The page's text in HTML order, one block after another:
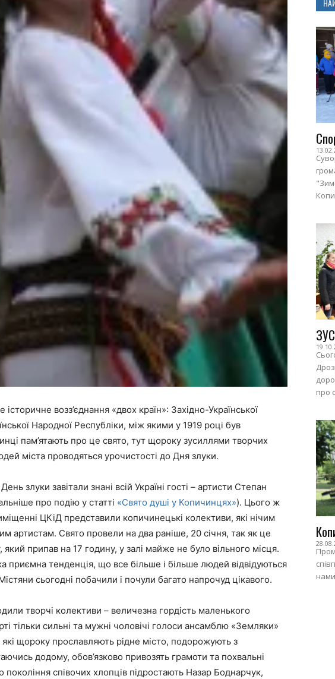
історичне возз’єднання «двох країн»: Західно-Української
Народної Республіки, між якими у 1919 році був
пам’ятають про це свято, тут щороку зусиллями творчих
міста проводяться урочистості до Дня злуки.
злуки завітали знані всій Україні гості – артисти Степан
про подію у статті «Свято душі у Копичинцях»). Цього ж
ЦКіД представили копичинецькі колективи, які нічим
артистам. Свято провели на два раніше, 20 січня, так як це
припав на 17 годину, у залі майже не було вільного місця.
приємна тенденція, що все більше і більше людей відвідуються
сьогодні побачили і почули багато напрочуд цікавого.
творчі колективи – величезна гордість маленького
тільки сильні та мужні чоловічі голоси ансамблю «Земляки»
які щороку прославляють рідне місто, подорожують з
додому, обов’язково привозять грамоти та похвальні
співочих хлопців підростають Назар Боднарчук,
про